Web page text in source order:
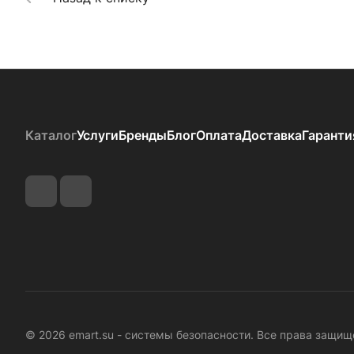
КаталогУслугиБрендыБлогОплатаДоставка
© 2026 emart.su - системы безопасности. Все права